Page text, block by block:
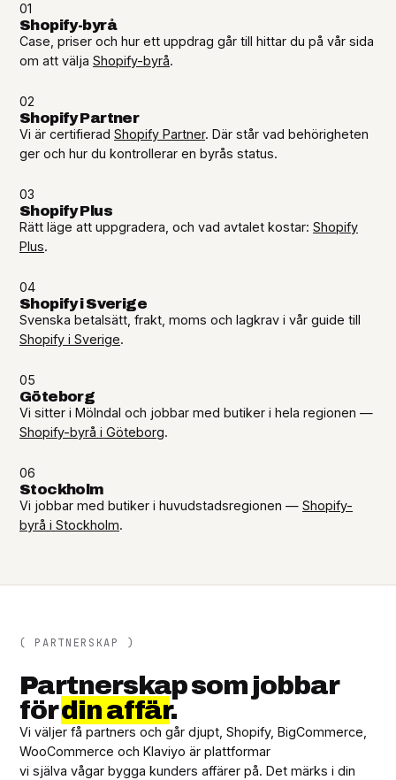
01
Shopify-byrå
Case, priser och hur ett uppdrag går till hittar du på vår sida
om att välja Shopify-byrå.
02
Shopify Partner
Vi är certifierad Shopify Partner. Där står vad behörigheten
ger och hur du kontrollerar en byrås status.
03
Shopify Plus
Rätt läge att uppgradera, och vad avtalet kostar: Shopify
Plus.
04
Shopify i Sverige
Svenska betalsätt, frakt, moms och lagkrav i vår guide till
Shopify i Sverige.
05
Göteborg
Vi sitter i Mölndal och jobbar med butiker i hela regionen —
Shopify-byrå i Göteborg.
06
Stockholm
Vi jobbar med butiker i huvudstadsregionen — Shopify-
byrå i Stockholm.
( PARTNERSKAP )
Partnerskap som jobbar
fördin affär.
Vi väljer få partners och går djupt, Shopify, BigCommerce,
WooCommerce och Klaviyo är plattformar
vi själva vågar bygga kunders affärer på. Det märks i din